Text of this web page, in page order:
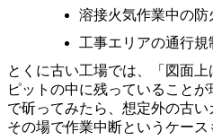
溶接火気作業中の防
工事エリアの通行
とくに古い工場では、「図面
ピットの中に残っていること
で斫ってみたら、想定外の古い
その場で作業中断というケース